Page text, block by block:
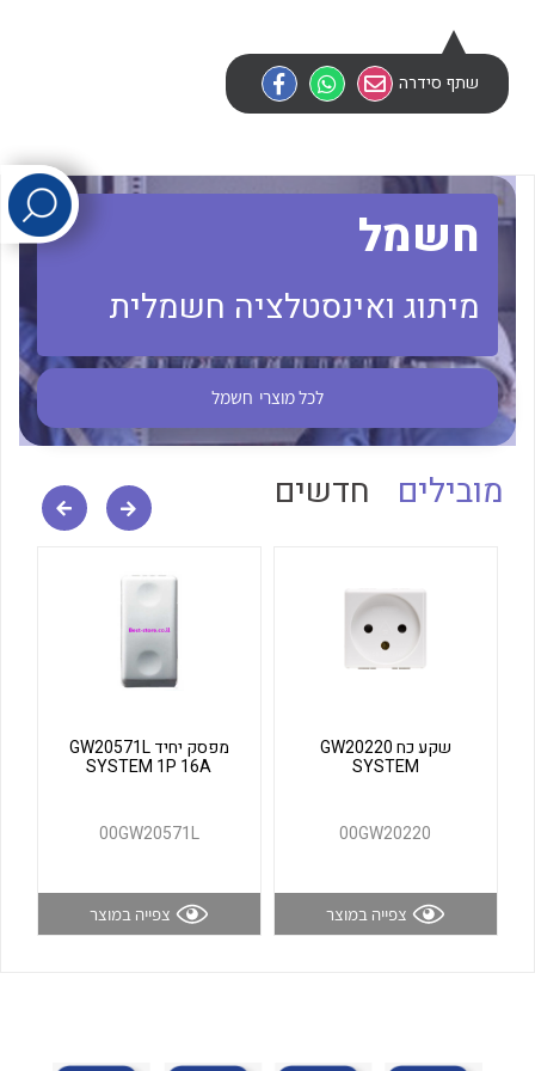
לכל מוצרי היצרן
לכל מוצרי היצרן לכל מוצרי היצרן
לכל מוצרי היצרן לכל מוצרי היצרן
שתף סידרה
חשמל
מיתוג ואינסטלציה חשמלית
לכל מוצרי חשמל
מובילים חדשים
שקע כח GW20220
SYSTEM
00GW20220
צפייה במוצר
מפסק יחיד GW20571L
SYSTEM 1P 16A
00GW20571L
צפייה במוצר